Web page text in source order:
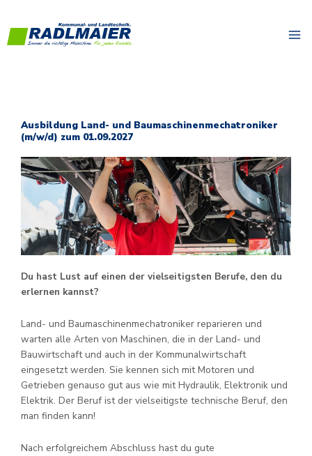
springen
Ausbildung Land- und Baumaschinenmechatroniker
(m/w/d) zum 01.09.2027
Du hast Lust auf einen der vielseitigsten Berufe, den du
erlernen kannst?
Land- und Baumaschinenmechatroniker reparieren und
warten alle Arten von Maschinen, die in der Land- und
Bauwirtschaft und auch in der Kommunalwirtschaft
eingesetzt werden. Sie kennen sich mit Motoren und
Getrieben genauso gut aus wie mit Hydraulik, Elektronik und
Elektrik. Der Beruf ist der vielseitigste technische Beruf, den
man finden kann!
Nach erfolgreichem Abschluss hast du gute